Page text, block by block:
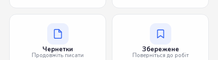
Чернетки
Продовжіть писати
Збережене
Поверніться до робіт